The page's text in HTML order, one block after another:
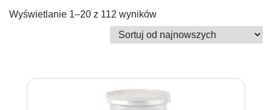
Wyświetlanie 1–20 z 112 wynikówPosortowane
według
najnowszych